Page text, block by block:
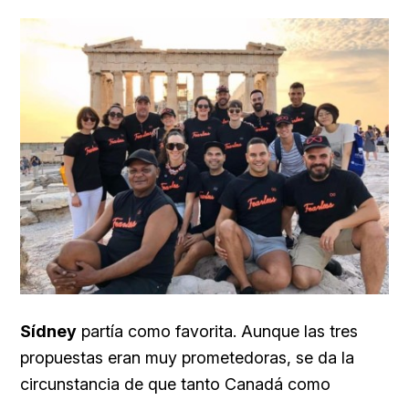
Sídney partía como favorita. Aunque las tres
propuestas eran muy prometedoras, se da la
circunstancia de que tanto Canadá como